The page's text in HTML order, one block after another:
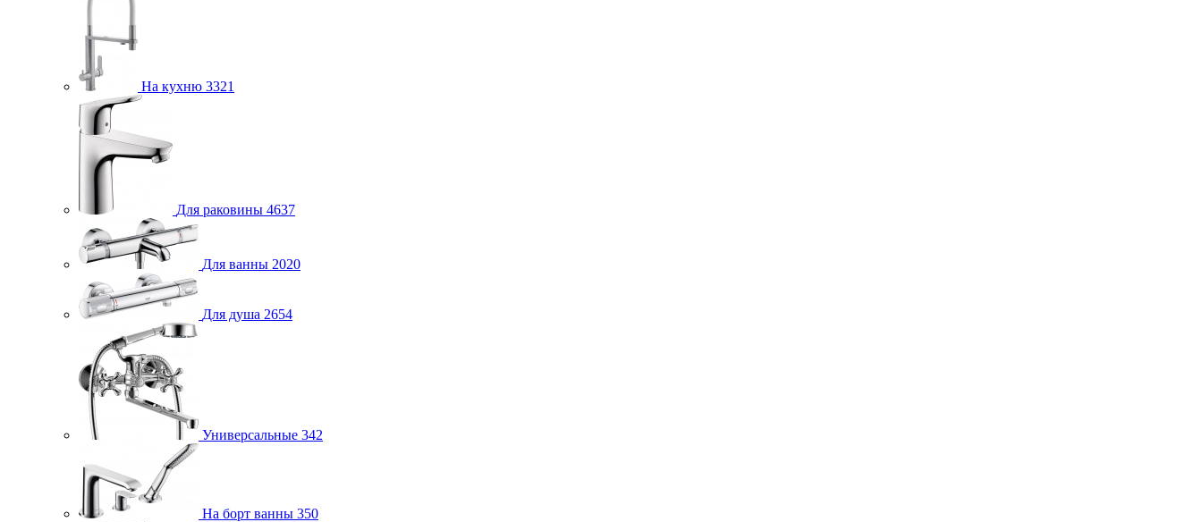
На кухню 3321
Для раковины 4637
Для ванны 2020
Для душа 2654
Универсальные 342
На борт ванны 350